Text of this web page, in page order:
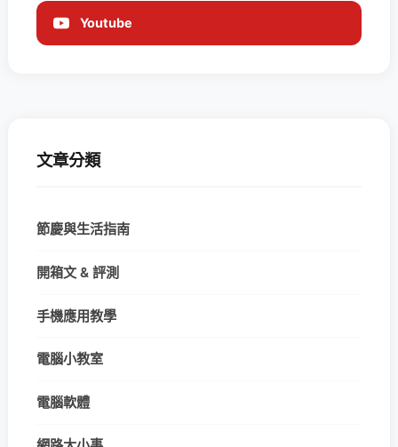
Youtube
文章分類
節慶與生活指南
開箱文 & 評測
手機應用教學
電腦小教室
電腦軟體